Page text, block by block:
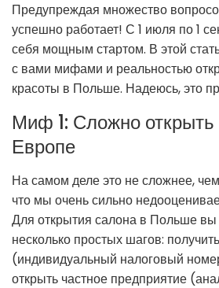
Предупреждая множество
успешно работает! С 1 июля по 1
себя мощным стартом. В этой
с вами мифами и реальностью
красоты в Польше. Надеюсь, это
Миф 1: Сложно открыть
Европе
На самом деле это не сложнее,
что мы очень сильно
Для открытия салона в Польше
несколько простых шагов:
(индивидуальный налоговый
открыть частное предприятие